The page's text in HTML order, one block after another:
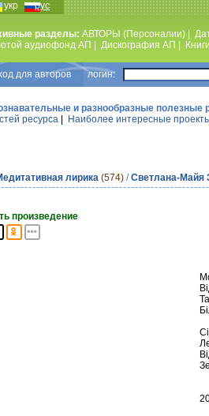
укр рус
разделы: АВТОРЫ (Персоналии)
аудиофонд АП
Дискография АП
для авторов логин:
и разнообразные полезные
ресурса
Наиболее интересные
лирика (574) /Светлана-Майя
произведение